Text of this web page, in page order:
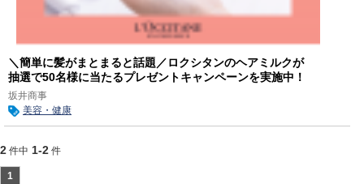
＼簡単に髪がまとまると話題／ロクシタンのヘアミルクが
抽選で50名様に当たるプレゼントキャンペーンを実施中！
坂井商事
美容・健康
2 件中 1-2 件
1